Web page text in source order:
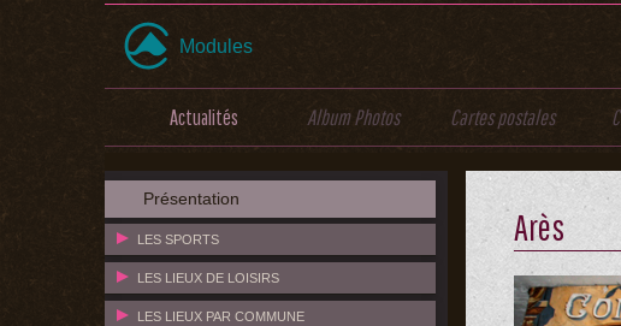
Modules
Actualités Album Photos Cartes postales
Présentation
LES SPORTS
LES LIEUX DE LOISIRS
LES LIEUX PAR COMMUNE
Arès